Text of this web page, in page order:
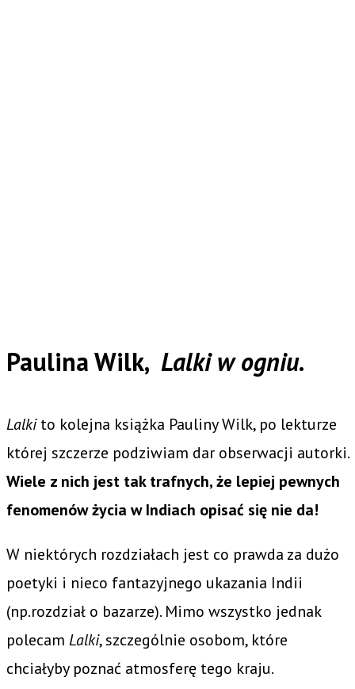
Paulina Wilk, Lalki w ogniu.
Lalkito kolejna książka Pauliny Wilk, po lekturze
której szczerze podziwiam dar obserwacji autorki.
Wiele z nich jest tak trafnych, że lepiej pewnych
fenomenów życia w Indiach opisać się nie da!
W niektórych rozdziałach jest co prawda za dużo
poetyki i nieco fantazyjnego ukazania Indii
(np.rozdział o bazarze). Mimo wszystko jednak
polecam Lalki, szczególnie osobom, które
chciałyby poznać atmosferę tego kraju.